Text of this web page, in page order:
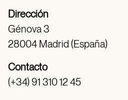
Dirección
Génova 3
28004 Madrid (España)
Contacto
(+34) 91 310 12 45